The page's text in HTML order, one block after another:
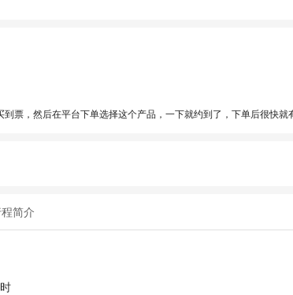
票，然后在平台下单选择这个产品，一下就约到了，下单后很快
简介